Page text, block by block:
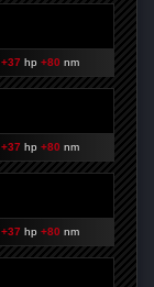
+37 hp +80 nm
+37 hp +80 nm
+37 hp +80 nm